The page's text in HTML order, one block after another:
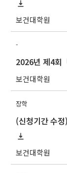
보건대학원
-
보건대학원
장학
보건대학원